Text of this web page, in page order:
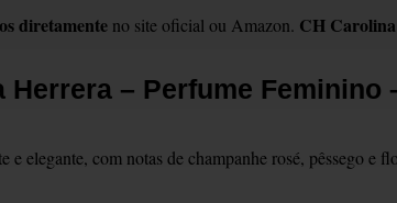
diretamente no site oficial ou Amazon. CH
Herrera – Perfume Feminino
elegante, com notas de champanhe rosé, pêssego e